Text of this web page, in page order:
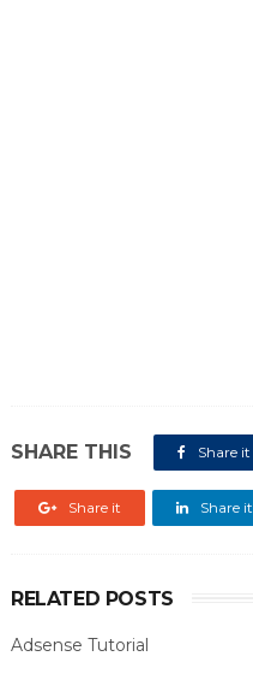
SHARE THIS Share it
Share it Share it
RELATED POSTS
Adsense Tutorial